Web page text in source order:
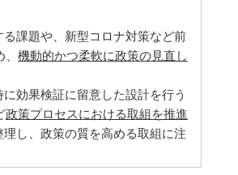
課題や、新型コロナ対策など前
機動的かつ柔軟に政策の見直し
効果検証に留意した設計を行う
政策プロセスにおける取組を推進
し、政策の質を高める取組に注